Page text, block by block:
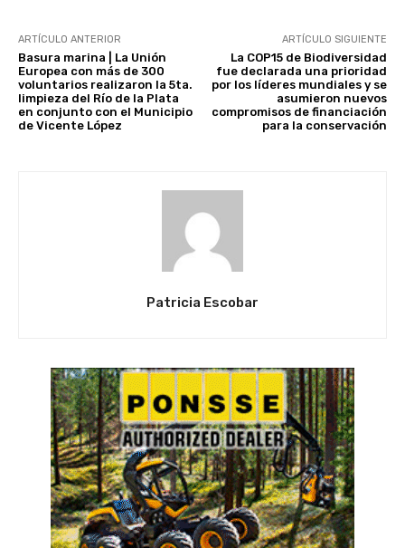
ARTÍCULO ANTERIOR
Basura marina | La Unión
Europea con más de 300
voluntarios realizaron la 5ta.
limpieza del Río de la Plata
en conjunto con el Municipio
de Vicente López
ARTÍCULO SIGUIENTE
La COP15 de Biodiversidad
fue declarada una prioridad
por los líderes mundiales y se
asumieron nuevos
compromisos de financiación
para la conservación
Patricia Escobar